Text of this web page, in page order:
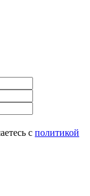
с политикой